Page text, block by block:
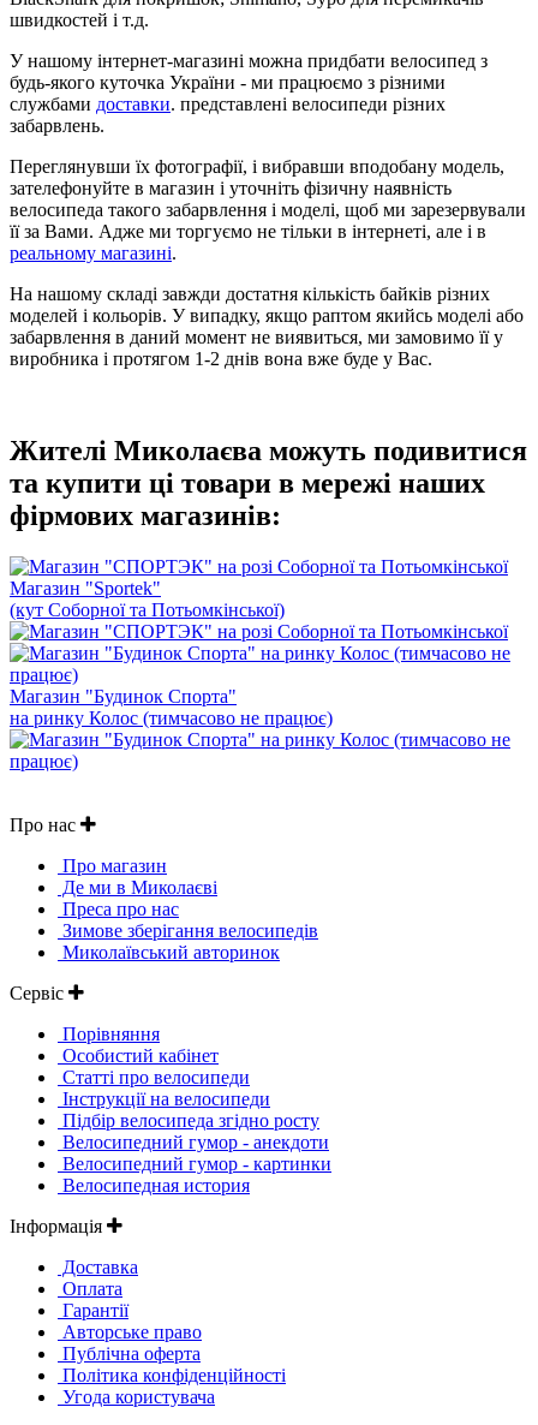
швидкостей і т.д.
У нашому інтернет-магазині можна придбати велосипед з
будь-якого куточка України - ми працюємо з різними
службами доставки. представлені велосипеди різних
забарвлень.
Переглянувши їх фотографії, і вибравши вподобану модель,
зателефонуйте в магазин і уточніть фізичну наявність
велосипеда такого забарвлення і моделі, щоб ми зарезервували
її за Вами. Адже ми торгуємо не тільки в інтернеті, але і в
реальному магазині.
На нашому складі завжди достатня кількість байків різних
моделей і кольорів. У випадку, якщо раптом якийсь моделі або
забарвлення в даний момент не виявиться, ми замовимо її у
виробника і протягом 1-2 днів вона вже буде у Вас.
Жителі Миколаєва можуть подивитися
та купити ці товари в мережі наших
фірмових магазинів:
Магазин "Sportek"
(кут Соборної та Потьомкінської)
Магазин "Будинок Спорта"
на ринку Колос (тимчасово не працює)
Про нас
Про магазин
Де ми в Миколаєві
Преса про нас
Зимове зберігання велосипедів
Миколаївський авторинок
Сервіс
Порівняння
Особистий кабінет
Статті про велосипеди
Інструкції на велосипеди
Підбір велосипеда згідно росту
Велосипедний гумор - анекдоти
Велосипедний гумор - картинки
Велосипедная история
Інформація
Доставка
Оплата
Гарантії
Авторське право
Публічна оферта
Політика конфіденційності
Угода користувача